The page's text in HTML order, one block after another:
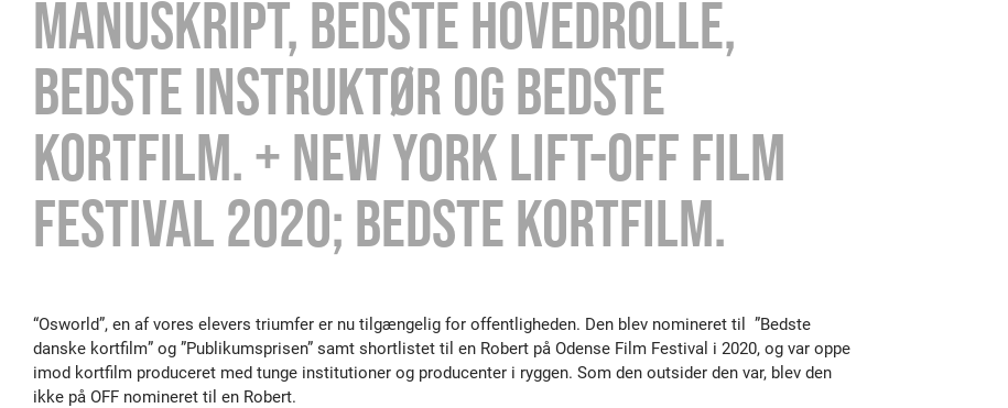
MANUSKRIPT, BEDSTE HOVEDROLLE,
BEDSTE INSTRUKTØR OG BEDSTE
KORTFILM. + NEW YORK LIFT-OFF FILM
FESTIVAL 2020; BEDSTE KORTFILM.
“Osworld”, en af vores elevers triumfer er nu tilgængelig for offentligheden. Den blev nomineret til ”Bedste
danske kortfilm” og ”Publikumsprisen” samt shortlistet til en Robert på Odense Film Festival i 2020, og var oppe
imod kortfilm produceret med tunge institutioner og producenter i ryggen. Som den outsider den var, blev den
ikke på OFF nomineret til en Robert.